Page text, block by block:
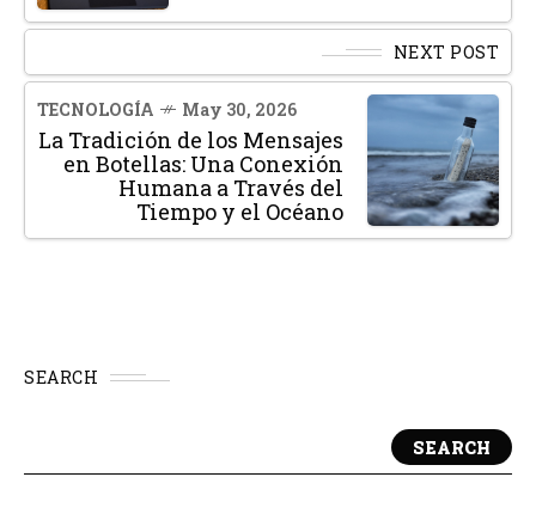
NEXT POST
TECNOLOGÍA May 30, 2026
La Tradición de los Mensajes
en Botellas: Una Conexión
Humana a Través del
Tiempo y el Océano
SEARCH
SEARCH